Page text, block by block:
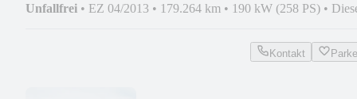
Unfallfrei • EZ 04/2013 • 179.264 km • 190 kW (258 PS) •
Kontakt